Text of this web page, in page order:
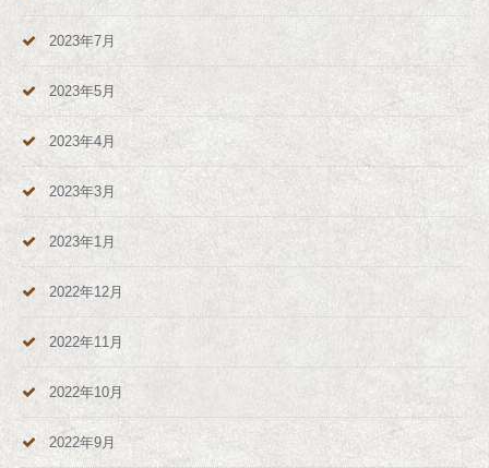
2023年7月
2023年5月
2023年4月
2023年3月
2023年1月
2022年12月
2022年11月
2022年10月
2022年9月